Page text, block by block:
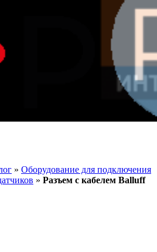
» Оборудование для подключения
» Разъем с кабелем Balluff